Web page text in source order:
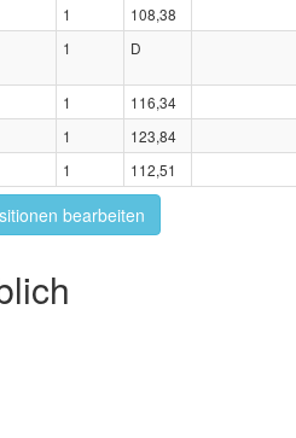
1
108,38
1 D
1
116,34
1
123,84
1 112,51
bearbeiten